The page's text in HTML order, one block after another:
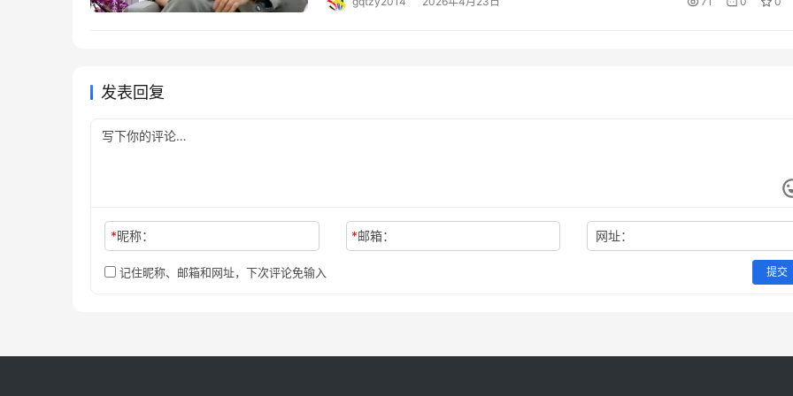
发表回复
*昵称： *邮箱： 网址：
记住昵称、邮箱和网址，下次评论免输入 提交